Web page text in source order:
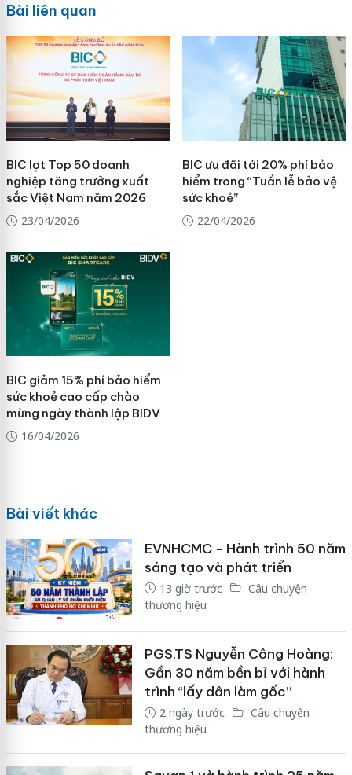
Bài liên quan
BIC lọt Top 50 doanh
nghiệp tăng trưởng xuất
sắc Việt Nam năm 2026
23/04/2026
BIC ưu đãi tới 20% phí bảo
hiểm trong “Tuần lễ bảo vệ
sức khoẻ”
22/04/2026
BIC giảm 15% phí bảo hiểm
sức khoẻ cao cấp chào
mừng ngày thành lập BIDV
16/04/2026
Bài viết khác
EVNHCMC - Hành trình 50 năm
sáng tạo và phát triển
13 giờ trước
Câu chuyện
thương hiệu
PGS.TS Nguyễn Công Hoàng:
Gần 30 năm bền bỉ với hành
trình “lấy dân làm gốc”
2 ngày trước
Câu chuyện
thương hiệu